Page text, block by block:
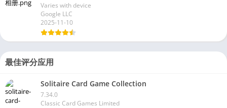
Varies with device
Google LLC
2025-11-10
最佳评分应用
Solitaire Card Game Collection
7.34.0
Classic Card Games Limited